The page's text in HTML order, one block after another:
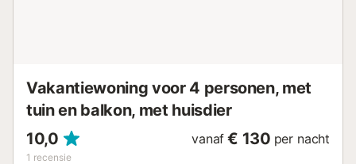
Vakantiewoning voor 4 personen, met
tuin en balkon, met huisdier
10,0
1 recensie
vanaf € 130 per nacht